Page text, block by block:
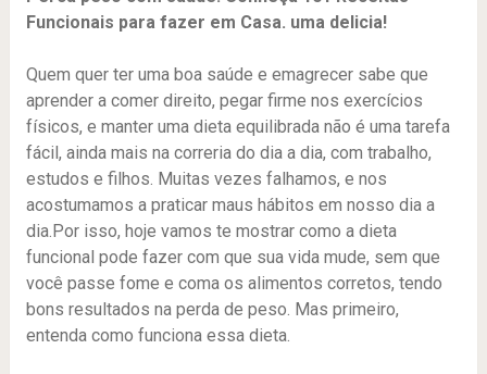
Funcionais para fazer em Casa. uma delicia!
Quem quer ter uma boa saúde e emagrecer sabe que
aprender a comer direito, pegar firme nos exercícios
físicos, e manter uma dieta equilibrada não é uma tarefa
fácil, ainda mais na correria do dia a dia, com trabalho,
estudos e filhos. Muitas vezes falhamos, e nos
acostumamos a praticar maus hábitos em nosso dia a
dia.Por isso, hoje vamos te mostrar como a dieta
funcional pode fazer com que sua vida mude, sem que
você passe fome e coma os alimentos corretos, tendo
bons resultados na perda de peso. Mas primeiro,
entenda como funciona essa dieta.